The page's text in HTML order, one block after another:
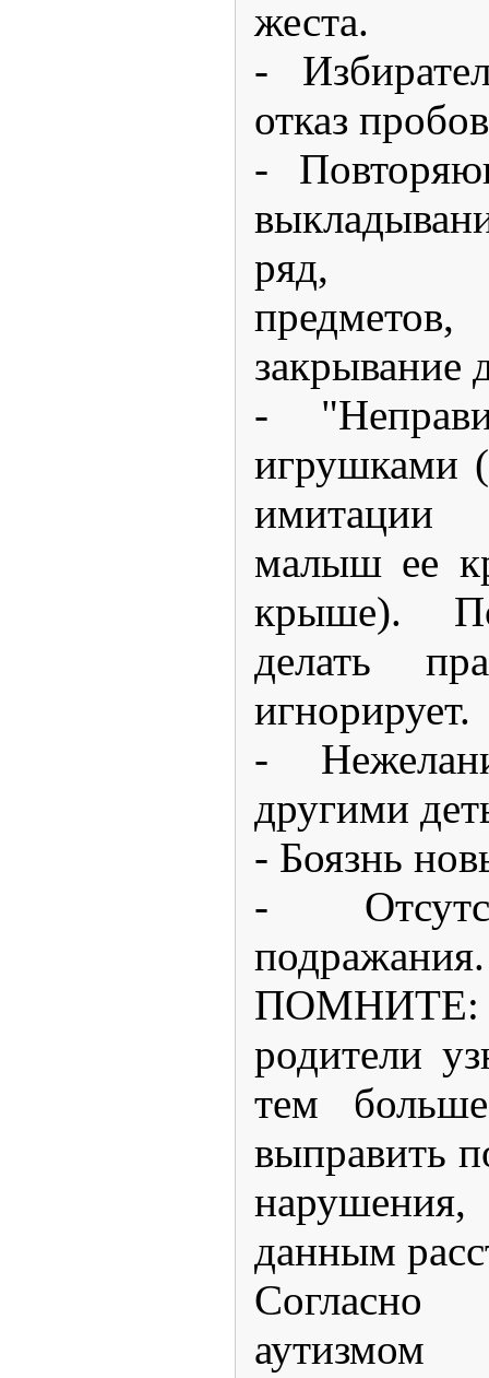
жеста.
-
отказ
-
ряд,
закрывание
-
игрушками
малыш ее
крыше).
делать
игнорирует.
-
другими
- Боязнь
-
подражания.
родители
тем
выправить
данным